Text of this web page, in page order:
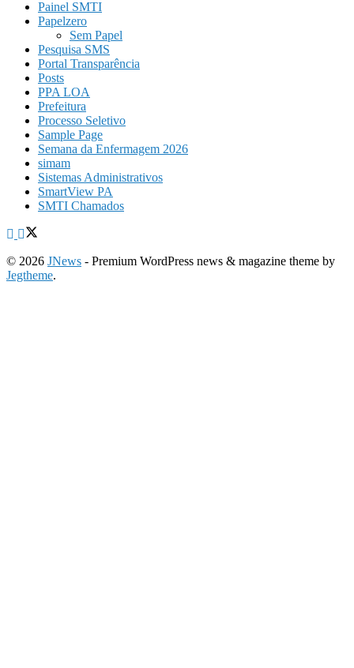
Painel SMTI
Papelzero
Sem Papel
Pesquisa SMS
Portal Transparência
Posts
PPA LOA
Prefeitura
Processo Seletivo
Sample Page
Semana da Enfermagem 2026
simam
Sistemas Administrativos
SmartView PA
SMTI Chamados
© 2026 JNews - Premium WordPress news & magazine theme by
Jegtheme.